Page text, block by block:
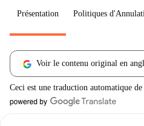
Présentation Politiques
Voir le contenu original en
Ceci est une traduction automatique